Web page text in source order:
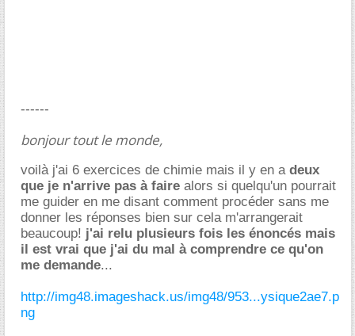
------
bonjour tout le monde,
voilà j'ai 6 exercices de chimie mais il y en a deux
que je n'arrive pas à faire alors si quelqu'un pourrait
me guider en me disant comment procéder sans me
donner les réponses bien sur cela m'arrangerait
beaucoup! j'ai relu plusieurs fois les énoncés mais
il est vrai que j'ai du mal à comprendre ce qu'on
me demande...
http://img48.imageshack.us/img48/953...ysique2ae7.p
ng